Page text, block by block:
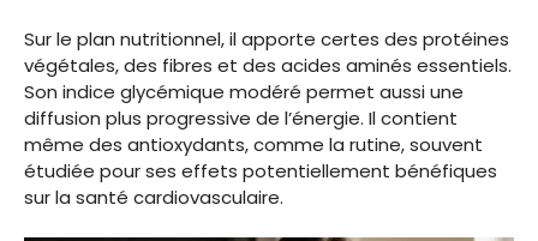
Sur le plan nutritionnel, il apporte certes des protéines
végétales, des fibres et des acides aminés essentiels.
Son indice glycémique modéré permet aussi une
diffusion plus progressive de l’énergie. Il contient
même des antioxydants, comme la rutine, souvent
étudiée pour ses effets potentiellement bénéfiques
sur la santé cardiovasculaire.